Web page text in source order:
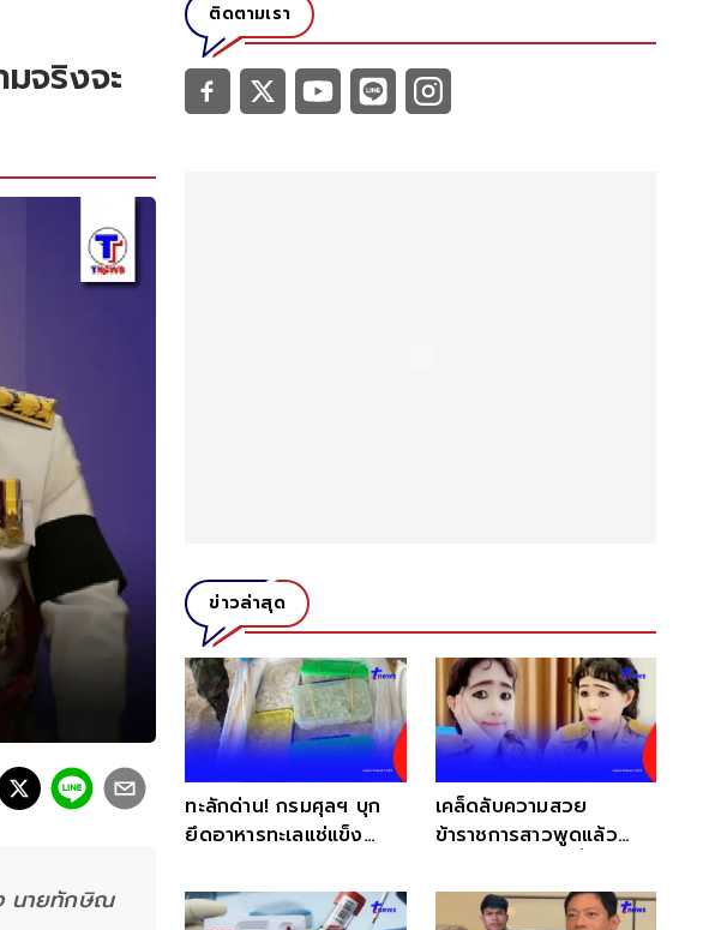
จริงจะ
นายทักษิณ
ติดตามเรา
ข่าวล่าสุด
ทะลักด่าน! กรมศุลฯ บุก
ยึดอาหารทะเลแช่แข็ง
สวมสิทธิ์เข้าไทย!
เคล็ดลับความสวย
ข้าราชการสาวพูดแล้ว